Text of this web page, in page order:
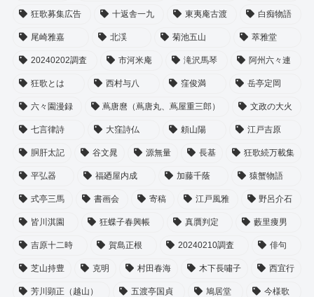
狂歌募集広告 十返舎一九 東夷庵古渡 白痴物語
尾崎雅嘉 北渓 菊池五山 萃雅堂
20240202調査 市河米庵 滝沢馬琴 阿州六々連
狂歌とは 西村与八 窪俊満 岳亭定岡
六々園漫録 蔦唐麿（蔦唐丸、蔦屋重三郎） 文政の大火
七言律詩 大窪詩仏 頼山陽 江戸吉原
胴肝太記 谷文晁 源無量 長基 狂歌続万載集
平弘器 福廼屋内成 加藤千蔭 猿蟹物語
式亭三馬 書画会 寄稿 江戸風雅 野呂介石
皆川淇園 狂蝶子春興帳 真贋判定 藪里痩男
吉原十二時 賀島正根 20240210調査 俳句
芝山持豊 克明 村田春海 木下長嘯子 西宜行
芳川顕正（越山） 五渡亭国貞 鳩居堂 今様歌